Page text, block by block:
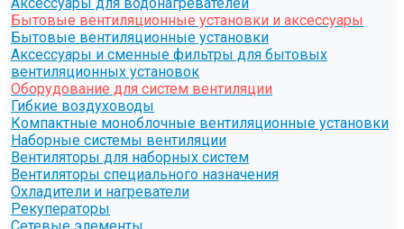
Бытовые вентиляционные установки и аксессуары
Бытовые вентиляционные установки
Аксессуары и сменные фильтры для бытовых
вентиляционных установок
Оборудование для систем вентиляции
Гибкие воздуховоды
Компактные моноблочные вентиляционные установки
Наборные системы вентиляции
Вентиляторы для наборных систем
Вентиляторы специального назначения
Охладители и нагреватели
Рекуператоры